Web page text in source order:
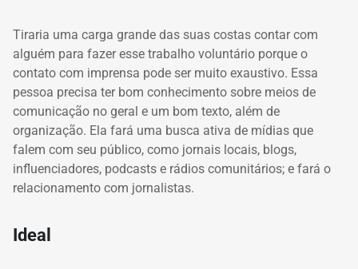
Tiraria uma carga grande das suas costas contar com
alguém para fazer esse trabalho voluntário porque o
contato com imprensa pode ser muito exaustivo. Essa
pessoa precisa ter bom conhecimento sobre meios de
comunicação no geral e um bom texto, além de
organização. Ela fará uma busca ativa de mídias que
falem com seu público, como jornais locais, blogs,
influenciadores, podcasts e rádios comunitários; e fará o
relacionamento com jornalistas.
Ideal